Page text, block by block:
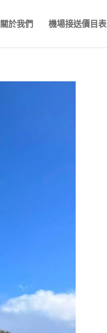
關於我們 機場接送價目表